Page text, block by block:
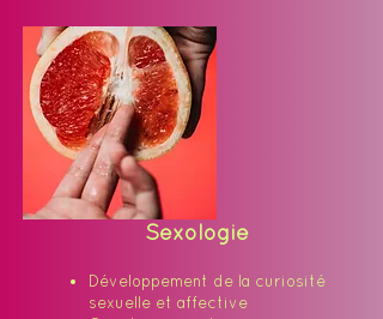
Sexologie
Développement de la curiosité
sexuelle et affective